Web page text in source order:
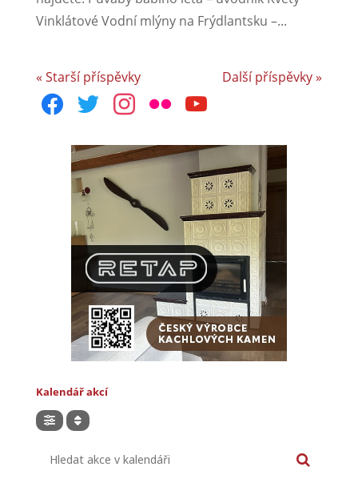
Vinklátové Vodní mlýny na Frýdlantsku –...
« Starší příspěvky
Další příspěvky »
facebooktwitterinstagram
flickr youtube
Kalendář akcí